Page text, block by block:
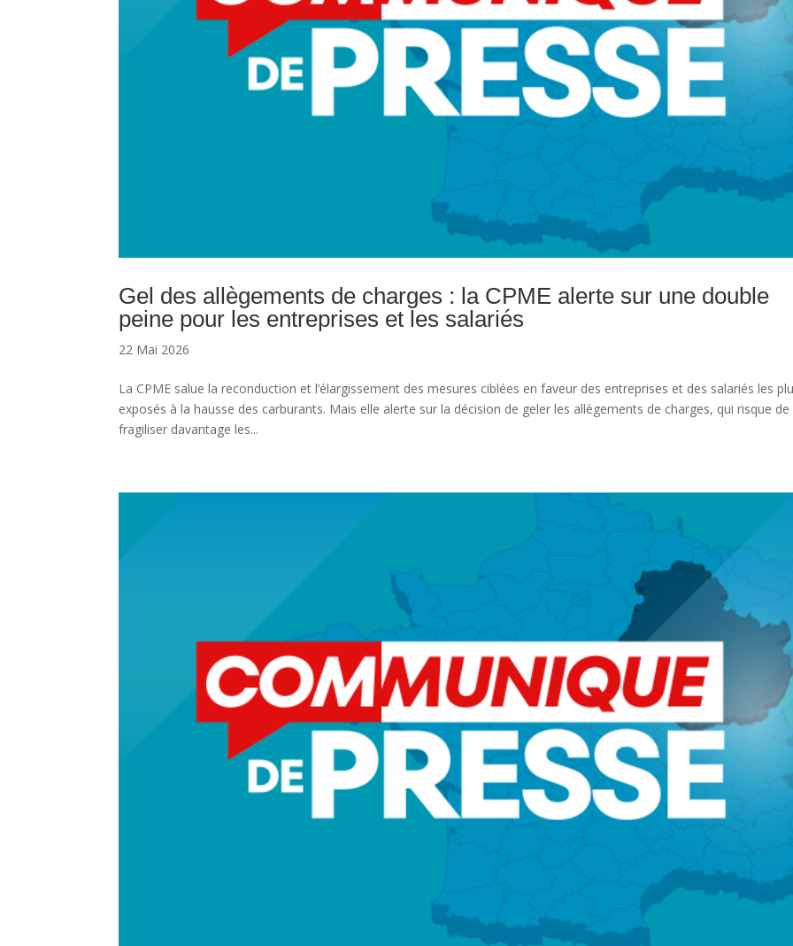
Gel des allègements de charges : la CPME alerte sur une double
peine pour les entreprises et les salariés
22 Mai 2026
La CPME salue la reconduction et l’élargissement des mesures ciblées en faveur des entreprises et des salariés les
exposés à la hausse des carburants. Mais elle alerte sur la décision de geler les allègements de charges, qui risque de
fragiliser davantage les...